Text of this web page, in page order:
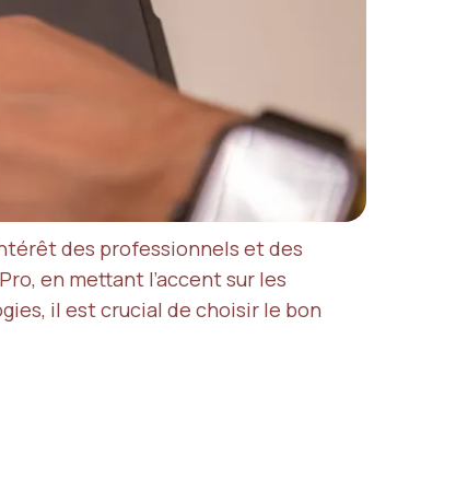
des professionnels et des
en mettant l’accent sur les
il est crucial de choisir le bon